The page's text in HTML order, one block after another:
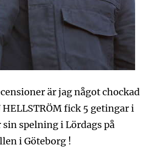
är jag något chockad
fick 5 getingar i
spelning i Lördags på
i Göteborg !